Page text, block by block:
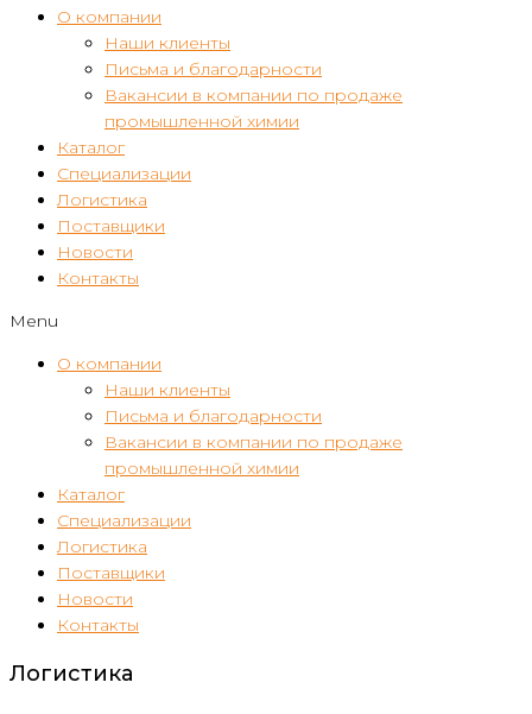
О компании
Наши клиенты
Письма и благодарности
Вакансии в компании по продаже
промышленной химии
Каталог
Специализации
Логистика
Поставщики
Новости
Контакты
Menu
О компании
Наши клиенты
Письма и благодарности
Вакансии в компании по продаже
промышленной химии
Каталог
Специализации
Логистика
Поставщики
Новости
Контакты
Логистика